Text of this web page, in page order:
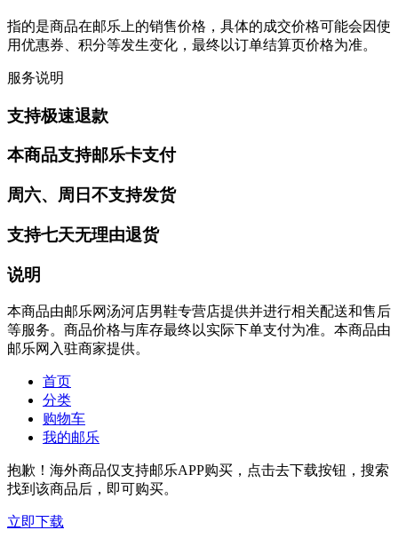
指的是商品在邮乐上的销售价格，具体的成交价格可能会因使
用优惠券、积分等发生变化，最终以订单结算页价格为准。
服务说明
支持极速退款
本商品支持邮乐卡支付
周六、周日不支持发货
支持七天无理由退货
说明
本商品由邮乐网汤河店男鞋专营店提供并进行相关配送和售后
等服务。商品价格与库存最终以实际下单支付为准。本商品由
邮乐网入驻商家提供。
首页
分类
购物车
我的邮乐
抱歉！海外商品仅支持邮乐APP购买，点击去下载按钮，搜索
找到该商品后，即可购买。
立即下载